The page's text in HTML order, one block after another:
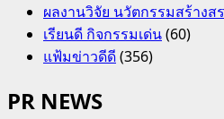
ผลงานวิจัย นวัตกรรมสร้างส
เรียนดี กิจกรรมเด่น(60)
แฟ้มข่าวดีดี(356)
PR NEWS